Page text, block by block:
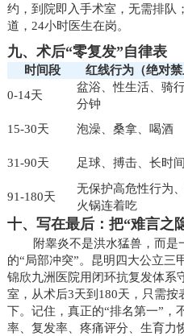
约，到院即入手术室，无需排队
道，24小时医生在岗。
九、术后“零复发”自律表
时间段 红线行为（绝对禁
0-14天
盆浴、性生活、骑
分钟
15-30天
泡澡、桑拿、喝酒
31-90天
足球、搏击、长时
91-180天
无保护高危性行为
火锅连着吃
十、写在最后：把“难言之
附睾炎不是洪水猛兽，而是
的“局部冲突”。昆明四大公立三
锦欣九洲医院用闭环抗复发体系
室，从术后3天到180天，只需
下。记住，真正的“排名第一”，
率、复发率、疼痛评分、生育力